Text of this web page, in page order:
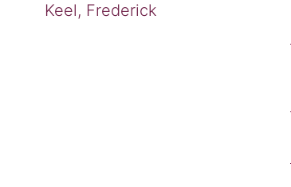
Keel, Frederick